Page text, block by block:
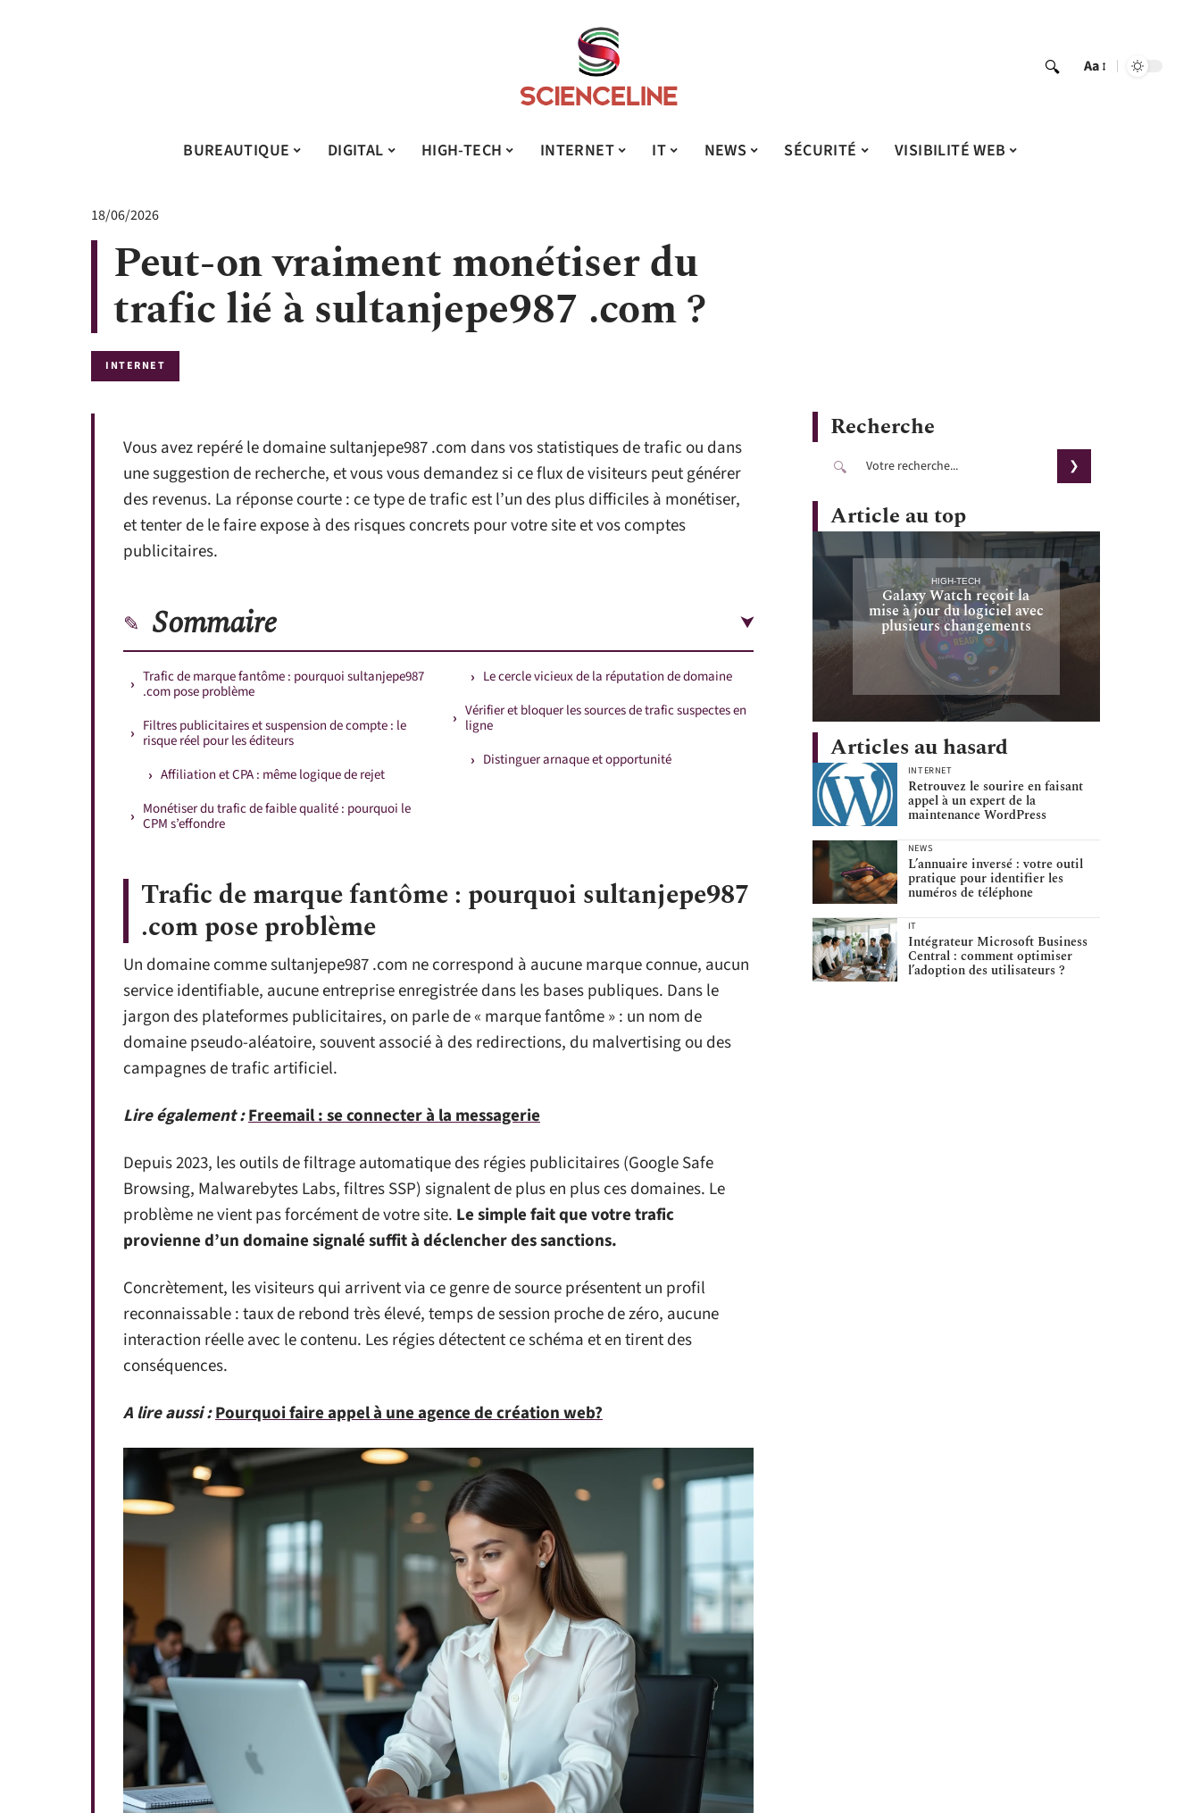
Aa
BUREAUTIQUE DIGITAL HIGH-TECH INTERNET IT NEWS SÉCURITÉ VISIBILITÉ WEB
18/06/2026
Peut-on vraiment monétiser du
trafic lié à sultanjepe987 .com ?
INTERNET
Vous avez repéré le domaine sultanjepe987 .com dans vos statistiques de trafic ou dans
une suggestion de recherche, et vous vous demandez si ce flux de visiteurs peut générer
des revenus. La réponse courte : ce type de trafic est l’un des plus difficiles à monétiser,
et tenter de le faire expose à des risques concrets pour votre site et vos comptes
publicitaires.
Sommaire
Trafic de marque fantôme : pourquoi sultanjepe987
.com pose problème
Filtres publicitaires et suspension de compte : le
risque réel pour les éditeurs
Affiliation et CPA : même logique de rejet
Monétiser du trafic de faible qualité : pourquoi le
CPM s’effondre
Le cercle vicieux de la réputation de domaine
Vérifier et bloquer les sources de trafic suspectes en
ligne
Distinguer arnaque et opportunité
Trafic de marque fantôme : pourquoi sultanjepe987
.com pose problème
Un domaine comme sultanjepe987 .com ne correspond à aucune marque connue, aucun
service identifiable, aucune entreprise enregistrée dans les bases publiques. Dans le
jargon des plateformes publicitaires, on parle de « marque fantôme » : un nom de
domaine pseudo-aléatoire, souvent associé à des redirections, du malvertising ou des
campagnes de trafic artificiel.
Lire également :Freemail : se connecter à la messagerie
Depuis 2023, les outils de filtrage automatique des régies publicitaires (Google Safe
Browsing, Malwarebytes Labs, filtres SSP) signalent de plus en plus ces domaines. Le
problème ne vient pas forcément de votre site. Le simple fait que votre trafic
provienne d’un domaine signalé suffit à déclencher des sanctions.
Concrètement, les visiteurs qui arrivent via ce genre de source présentent un profil
reconnaissable : taux de rebond très élevé, temps de session proche de zéro, aucune
interaction réelle avec le contenu. Les régies détectent ce schéma et en tirent des
conséquences.
A lire aussi :Pourquoi faire appel à une agence de création web?
Recherche
Article au top
HIGH-TECH
Galaxy Watch reçoit la
mise à jour du logiciel avec
plusieurs changements
Articles au hasard
INTERNET
Retrouvez le sourire en faisant
appel à un expert de la
maintenance WordPress
NEWS
L’annuaire inversé : votre outil
pratique pour identifier les
numéros de téléphone
IT
Intégrateur Microsoft Business
Central : comment optimiser
l’adoption des utilisateurs ?